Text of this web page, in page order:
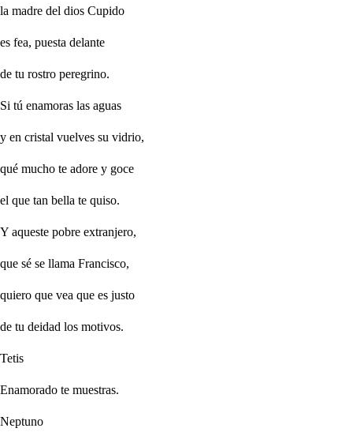
la madre del dios Cupido
es fea, puesta delante
de tu rostro peregrino.
Si tú enamoras las aguas
y en cristal vuelves su vidrio,
qué mucho te adore y goce
el que tan bella te quiso.
Y aqueste pobre extranjero,
que sé se llama Francisco,
quiero que vea que es justo
de tu deidad los motivos.
Tetis
Enamorado te muestras.
Neptuno